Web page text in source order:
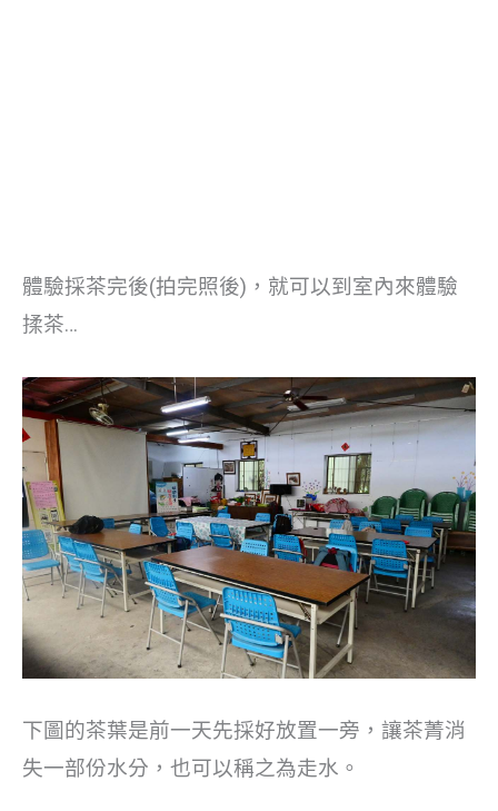
體驗採茶完後(拍完照後)，就可以到室內來體驗
揉茶…
下圖的茶葉是前一天先採好放置一旁，讓茶菁消
失一部份水分，也可以稱之為走水。